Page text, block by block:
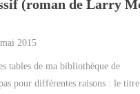
(roman de Larry
2015
tables de ma bibliothèque de
pour différentes raisons : le titre